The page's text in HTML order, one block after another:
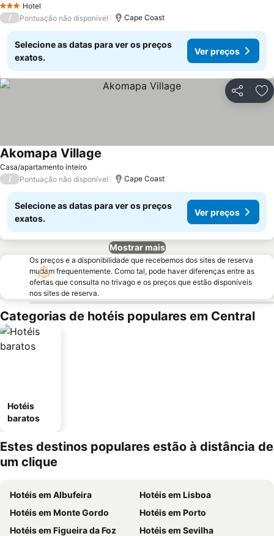
3 EstrelasHotel
/ Pontuação não disponível Cape Coast
Selecione as datas para ver os preços
exatos.
Ver preços
Partilhar
Casa/apartamento inteiro
Akomapa Village
/ Pontuação não disponível Cape Coast
Selecione as datas para ver os preços
exatos.
Ver preços
Mostrar mais
Os preços e a disponibilidade que recebemos dos sites de reserva
mudam frequentemente. Como tal, pode haver diferenças entre as
ofertas que consulta no trivago e os preços que estão disponíveis
nos sites de reserva.
Categorias de hotéis populares em Central
Hotéis
baratos
Estes destinos populares estão à distância de
um clique
Hotéis em Albufeira
Hotéis em Lisboa
Hotéis em Monte Gordo
Hotéis em Porto
Hotéis em Figueira da Foz
Hotéis em Sevilha